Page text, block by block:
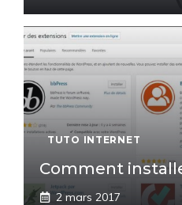
TUTO INTERNET
Comment
2 mars 2017